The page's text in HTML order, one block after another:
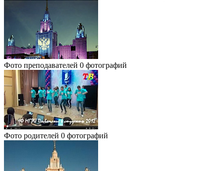
Фото преподавателей 0 фотографий
Фото родителей 0 фотографий